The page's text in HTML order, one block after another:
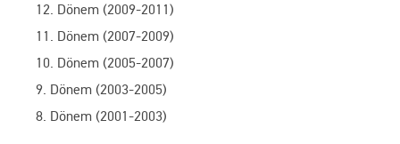
12. Dönem (2009-2011)
11. Dönem (2007-2009)
10. Dönem (2005-2007)
9. Dönem (2003-2005)
8. Dönem (2001-2003)